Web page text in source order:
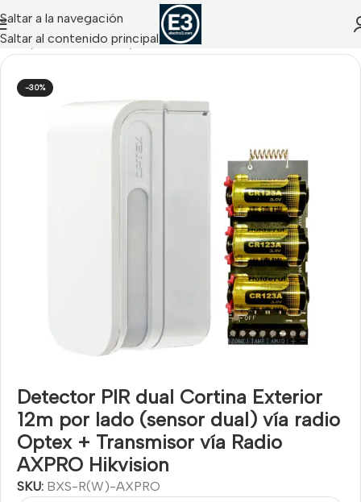
Saltar a la navegación
Saltar al contenido principal
Inicio Hikvision Alarms/Detectores AX-PRO
-30%
Detector PIR dual Cortina Exterior
12m por lado (sensor dual) vía radio
Optex + Transmisor vía Radio
AXPRO Hikvision
SKU: BXS-R(W)-AXPRO